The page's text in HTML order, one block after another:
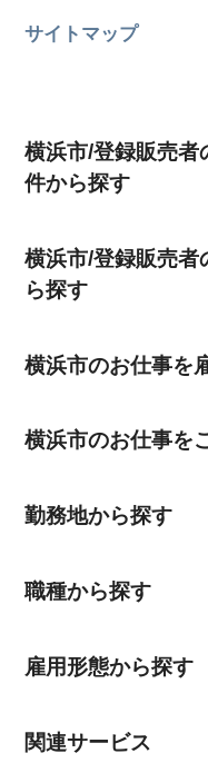
サイトマップ
横浜市/登録販売者
件から探す
横浜市/登録販売者
ら探す
横浜市のお仕事を
横浜市のお仕事を
勤務地から探す
職種から探す
雇用形態から探す
関連サービス